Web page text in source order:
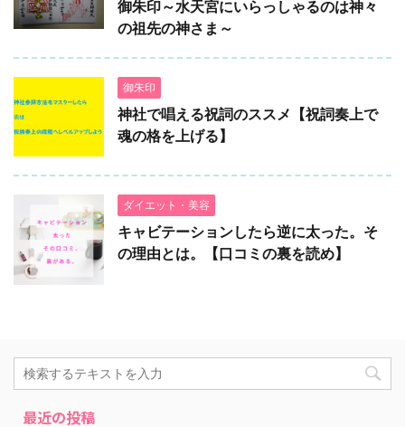
御朱印～水天宮にいらっしゃるのは神々
の祖先の神さま～
御朱印
神社で唱える祝詞のススメ【祝詞奏上で
魂の格を上げる】
ダイエット・美容
キャビテーションしたら逆に太った。そ
の理由とは。【口コミの裏を読め】
最近の投稿